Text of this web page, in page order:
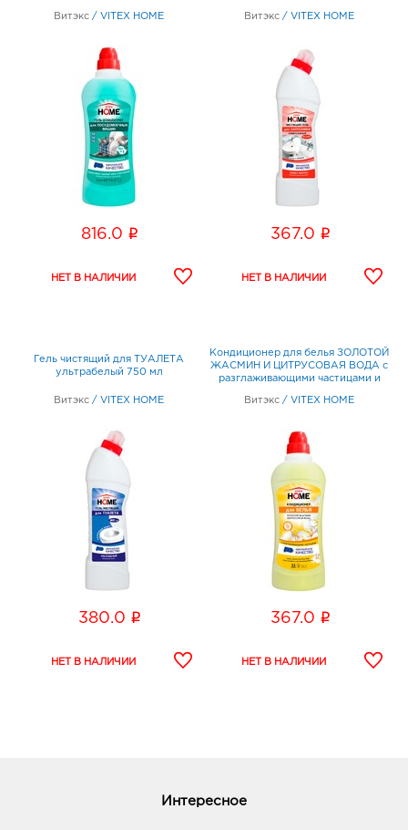
Витэкс / VITEX HOME
816.0 i
Витэкс / VITEX HOME
367.0 i
Гель чистящий для ТУАЛЕТА
ультрабелый 750 мл
Витэкс / VITEX HOME
380.0 i
Кондиционер для белья ЗОЛОТОЙ
ЖАСМИН И ЦИТРУСОВАЯ ВОДА с
разглаживающими частицами и
Витэкс / VITEX HOME
367.0 i
Интересное